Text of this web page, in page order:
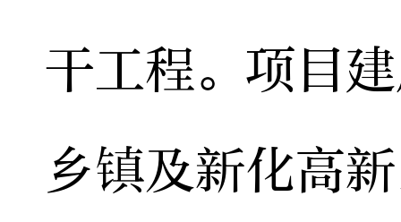
干工程。项目
乡镇及新化高